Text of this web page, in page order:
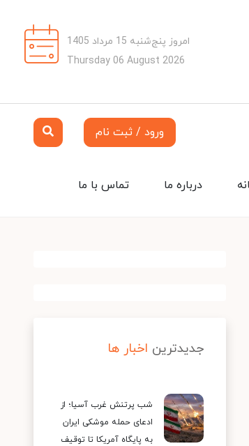
امروز پنج‌شنبه 15 مرداد 1405
Thursday 06 August 2026
ورود / ثبت نام
تماس با ما درباره ما
جدیدترین اخبار ها
شب پرتنش غرب آسیا؛ از
ادعای حمله موشکی ایران
به پایگاه آمریکا تا توقیف